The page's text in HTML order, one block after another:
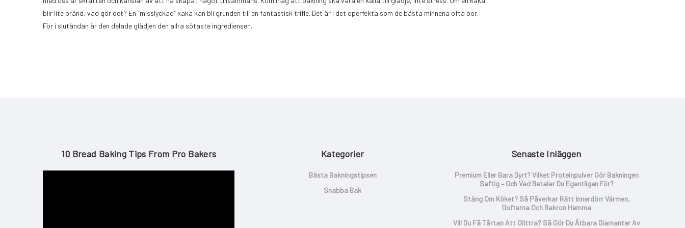
blir lite bränd, vad gör det? En ”misslyckad” kaka kan bli grunden till en fantastisk trifle. Det är i det operfekta som de bästa minnena ofta bor.
För i slutändan är den delade glädjen den allra sötaste ingrediensen.
10 Bread Baking Tips From Pro Bakers Kategorier
Bästa Bakningstipsen
Snabba Bak
Senaste Inläggen
Premium Eller Bara Dyrt? Vilket Proteinpulver Gör Bakningen
Saftig – Och Vad Betalar Du Egentligen För?
Stäng Om Köket? Så Påverkar Rätt Innerdörr Värmen,
Dofterna Och Bakron Hemma
Vill Du Få Tårtan Att Glittra? Så Gör Du Ätbara Diamanter Av